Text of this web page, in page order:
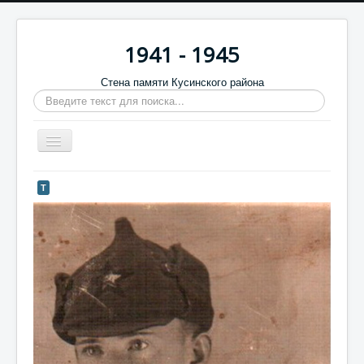
1941 - 1945
Стена памяти Кусинского района
Искать...
Включить/
выключить
Главная
Стена памяти
Баннеры
9 мая
Память в камне
Обратная связь
Отзывы
Т